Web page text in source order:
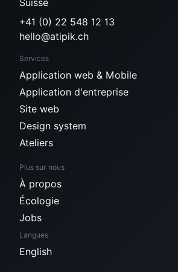
Suisse
+41 (0) 22 548 12 13
hello@atipik.ch
Services
Application web & Mobile
Application d'entreprise
Site web
Design system
Ateliers
Plus sur nous
À propos
Écologie
Jobs
Langues
English